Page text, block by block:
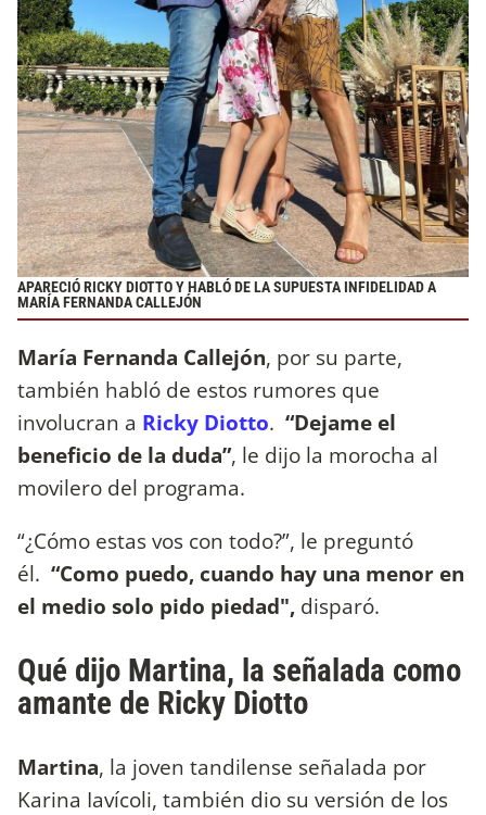
APARECIÓ RICKY DIOTTO Y HABLÓ DE LA SUPUESTA INFIDELIDAD A
MARÍA FERNANDA CALLEJÓN
María Fernanda Callejón, por su parte,
también habló de estos rumores que
involucran a Ricky Diotto. “Dejame el
beneficio de la duda”, le dijo la morocha al
movilero del programa.
“¿Cómo estas vos con todo?”, le preguntó
él. “Como puedo, cuando hay una menor en
el medio solo pido piedad", disparó.
Qué dijo Martina, la señalada como
amante de Ricky Diotto
Martina, la joven tandilense señalada por
Karina Iavícoli, también dio su versión de los